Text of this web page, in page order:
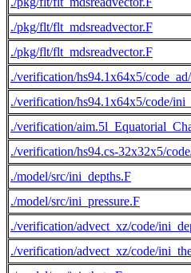
./pkg/flt/flt_mdsreadvector.F
./pkg/flt/flt_mdsreadvector.F
./verification/hs94.1x64x5/
./verification/hs94.1x64x5/code/
./verification/
./verification/hs94.cs-32x32x5/
./model/src/ini_depths.F
./model/src/ini_pressure.F
./verification/advect_xz/code/
./verification/advect_xz/code/